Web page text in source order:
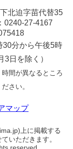
北迫字苗代替35
0240-27-4167
30分から午後5時
日を除く）
間が異なるところ
さい。
マップ
上に掲載する
いただきます。